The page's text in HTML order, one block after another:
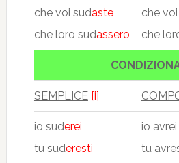
che voi sudaste
che loro sudassero
che
che
SEMPLICE [i]
io suderei
tu suderesti
io
tu